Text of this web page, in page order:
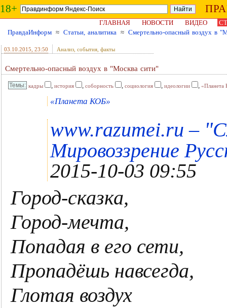
18+
ГЛАВНАЯ НОВОСТИ ВИДЕО
ПравдаИнформ ≈ Статьи, аналитика ≈ Смертельно-опасный воздух в
03.10.2015 , 23:50 Анализ, события, факты
Смертельно-опасный воздух в "Москва сити"
кадры , история , соборность , социология , идеологии , «Планета
«Планета КОБ»
www.razumei.ru – "
Мировоззрение
2015-10-03 09:55
Город-сказка,
Город-мечта,
Попадая в его сети,
Пропадёшь навсегда,
Глотая воздух